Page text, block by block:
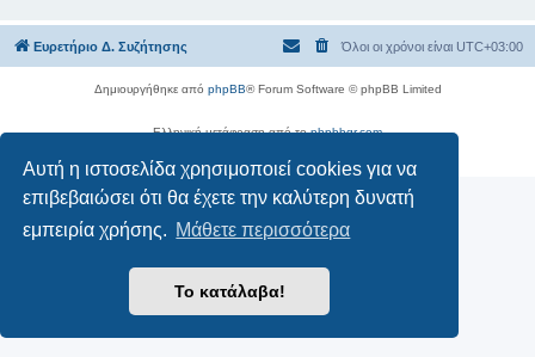
Αυτή η ιστοσελίδα χρησιμοποιεί cookies για να
επιβεβαιώσει ότι θα έχετε την καλύτερη δυνατή
εμπειρία χρήσης. Μάθετε περισσότερα
Το κατάλαβα!
Ευρετήριο Δ. Συζήτησης Όλοι οι χρόνοι είναι UTC+03:00
Δημιουργήθηκε από phpBB® Forum Software © phpBB Limited
Ελληνική μετάφραση από τοphpbbgr.com